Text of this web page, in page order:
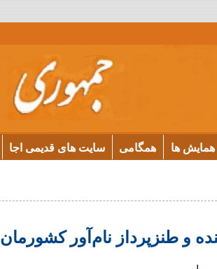
همایش ها همگامی سایت های قدیمی اجا
و طنزپرداز نام‌آور کشورمان